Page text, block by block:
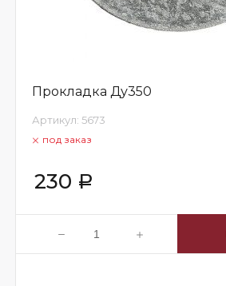
Прокладка Ду350
Артикул: 5673
под заказ
230 Р